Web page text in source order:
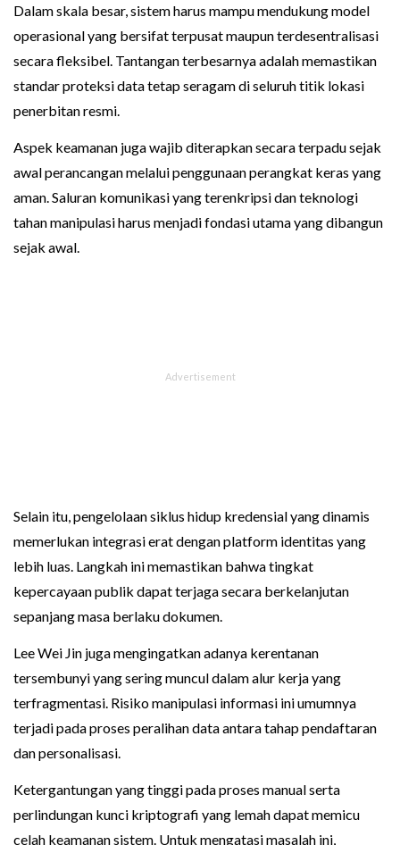
Dalam skala besar, sistem harus mampu mendukung model
operasional yang bersifat terpusat maupun terdesentralisasi
secara fleksibel. Tantangan terbesarnya adalah memastikan
standar proteksi data tetap seragam di seluruh titik lokasi
penerbitan resmi.
Aspek keamanan juga wajib diterapkan secara terpadu sejak
awal perancangan melalui penggunaan perangkat keras yang
aman. Saluran komunikasi yang terenkripsi dan teknologi
tahan manipulasi harus menjadi fondasi utama yang dibangun
sejak awal.
Selain itu, pengelolaan siklus hidup kredensial yang dinamis
memerlukan integrasi erat dengan platform identitas yang
lebih luas. Langkah ini memastikan bahwa tingkat
kepercayaan publik dapat terjaga secara berkelanjutan
sepanjang masa berlaku dokumen.
Lee Wei Jin juga mengingatkan adanya kerentanan
tersembunyi yang sering muncul dalam alur kerja yang
terfragmentasi. Risiko manipulasi informasi ini umumnya
terjadi pada proses peralihan data antara tahap pendaftaran
dan personalisasi.
Ketergantungan yang tinggi pada proses manual serta
perlindungan kunci kriptografi yang lemah dapat memicu
celah keamanan sistem. Untuk mengatasi masalah ini,